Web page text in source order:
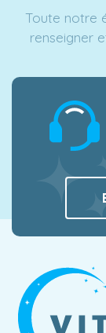
Toute notre
renseigner